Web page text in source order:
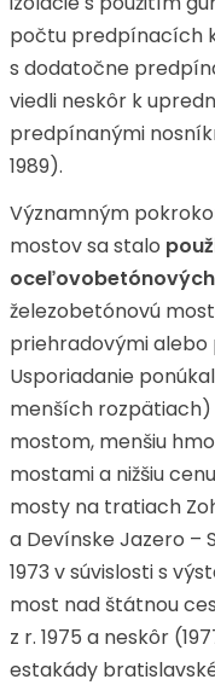
počtu predpínacích
s dodatočne
viedli neskôr k
predpínanými
1989).
Významným
mostov sa stalo
železobetónovú
priehradovými alebo
Usporiadanie
menších
mostom, menšiu
mostami a nižšiu
mosty na tratiach
a Devínske Jazero –
1973 v súvislosti s
most nad štátnou
z r. 1975 a neskôr
estakády